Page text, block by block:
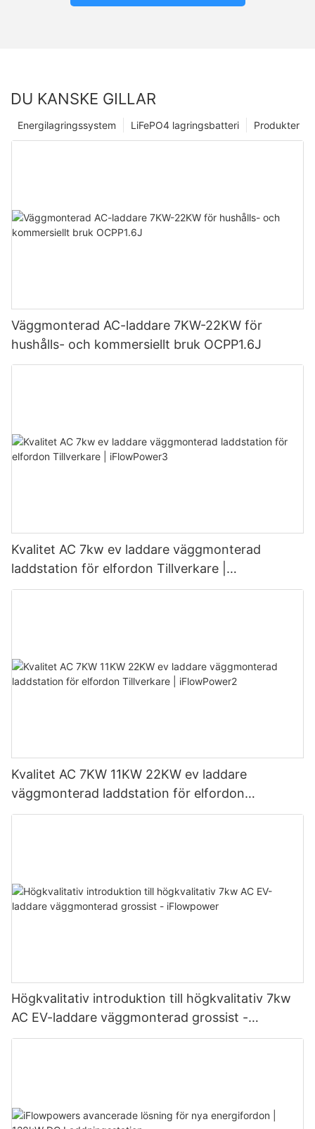
DU KANSKE GILLAR
Produkter
LiFePO4 lagringsbatteri
Energilagringssystem
Väggmonterad AC-laddare 7KW-22KW för
hushålls- och kommersiellt bruk OCPP1.6J
Kvalitet AC 7kw ev laddare väggmonterad
laddstation för elfordon Tillverkare |
iFlowPower3
Kvalitet AC 7KW 11KW 22KW ev laddare
väggmonterad laddstation för elfordon
Tillverkare | iFlowPower2
Högkvalitativ introduktion till högkvalitativ 7kw
AC EV-laddare väggmonterad grossist -
iFlowpower